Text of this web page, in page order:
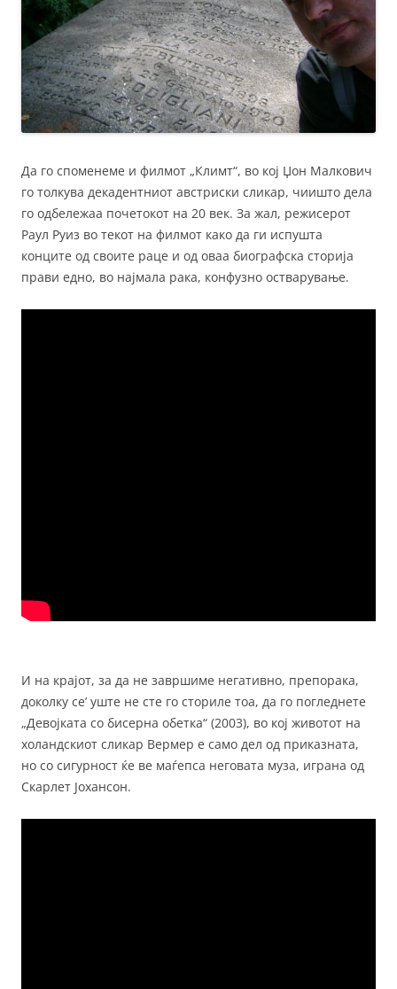
Да го споменеме и филмот „Климт“, во кој Џон Малкович
го толкува декадентниот австриски сликар, чиишто дела
го одбележаа почетокот на 20 век. За жал, режисерот
Раул Руиз во текот на филмот како да ги испушта
конците од своите раце и од оваа биографска сторија
прави едно, во најмала рака, конфузно остварување.
И на крајот, за да не завршиме негативно, препорака,
доколку се’ уште не сте го сториле тоа, да го погледнете
„Девојката со бисерна обетка“ (2003), во кој животот на
холандскиот сликар Вермер е само дел од приказната,
но со сигурност ќе ве маѓепса неговата муза, играна од
Скарлет Јохансон.